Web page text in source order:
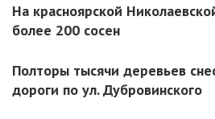
На красноярской
более 200 сосен
Полторы тысячи деревьев
дороги по ул. Дубровинского